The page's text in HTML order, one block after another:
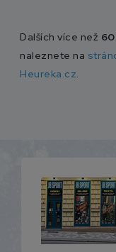
Dalších více než
naleznete na
Heureka.cz.